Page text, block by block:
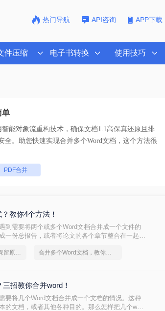
热门导航 API咨询 APP下载
件压缩 电子书转换 使用技巧
单
能对象流重构技术，确保文档1:1高保真还原且排
密保障隐私安全。助您快速实现合并多个Word文档，这个方法很
PDF合并
教你4个方法！
到需要将两个或多个Word文档合并成一个文件的
一份总报告，或者将论文的各个章节整合在一起。
怎么合并两个word并保留原有格式 合并多个Word文档，教你几个方法
招教你合并word！
要将几个Word文档合并成一个文档的情况。这种
的文档，或者其他各种目的。那么怎样把几个word